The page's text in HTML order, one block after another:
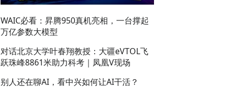
WAIC必看：昇腾950真机亮相，一台撑起
万亿参数大模型
对话北京大学叶春翔教授：大疆eVTOL飞
跃珠峰8861米助力科考｜凤凰V现场
别人还在聊AI，看中兴如何让AI干活？